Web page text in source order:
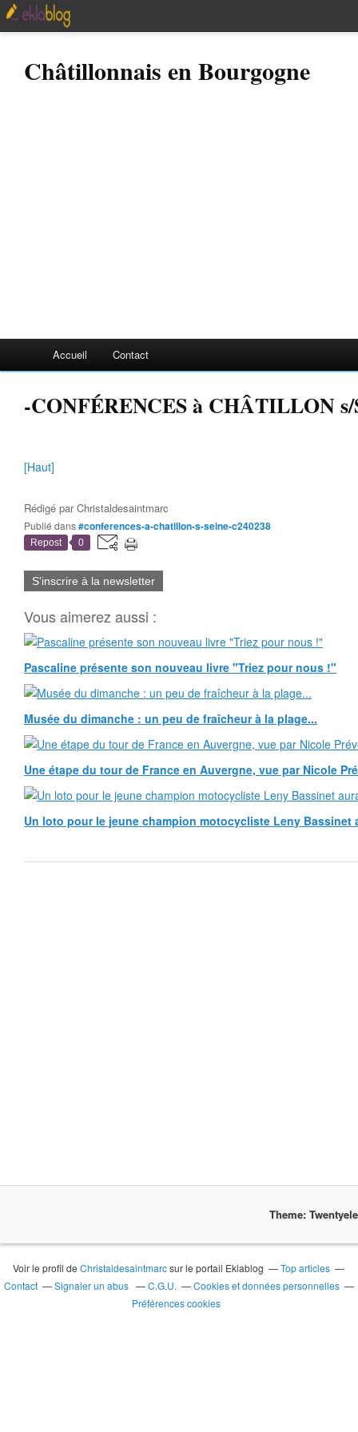
Châtillonnais en Bourgogne
Accueil Contact
-CONFÉRENCES à CHÂTILLON
[Haut]
Rédigé parChristaldesaintmarc
Publié dans#conferences-a-chatillon-s-seine-c240238
Repost 0
S'inscrire à la newsletter
Vous aimerez aussi :
Pascaline présente son nouveau livre "Triez pour nous !"
Musée du dimanche : un peu de fraîcheur à la plage...
Une étape du tour de France en Auvergne, vue par Nicole
Un loto pour le jeune champion motocycliste Leny Bassinet
Theme:
Voir le profil deChristaldesaintmarcsur le portail Eklablog
Top articles
Contact
Signaler un abus C.G.U.
Cookies et données personnelles
Préférences cookies